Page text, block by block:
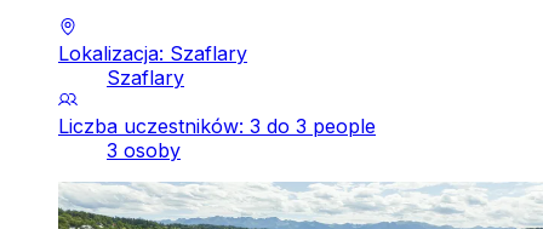
Lokalizacja: Szaflary
Szaflary
Liczba uczestników: 3 do 3 people
3 osoby